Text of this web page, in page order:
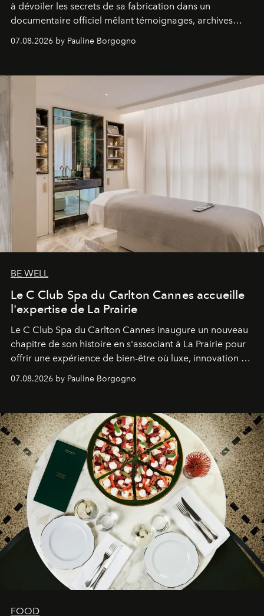
à dévoiler les secrets de sa fabrication dans un
documentaire officiel mêlant témoignages, archives
inédites et plongée dans les coulisses d'un phénomène
générationnel.
07.08.2026 by Pauline Borgogno
BE WELL
Le C Club Spa du Carlton Cannes accueille
l'expertise de La Prairie
Le C Club Spa du Carlton Cannes inaugure un nouveau
chapitre de son histoire en s'associant à La Prairie pour
offrir une expérience de bien-être où luxe, innovation et
expertise se rencontrent.
07.08.2026 by Pauline Borgogno
FOOD